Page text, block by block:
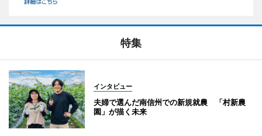
特集
インタビュー
夫婦で選んだ南信州での新規就農 「村新農
園」が描く未来